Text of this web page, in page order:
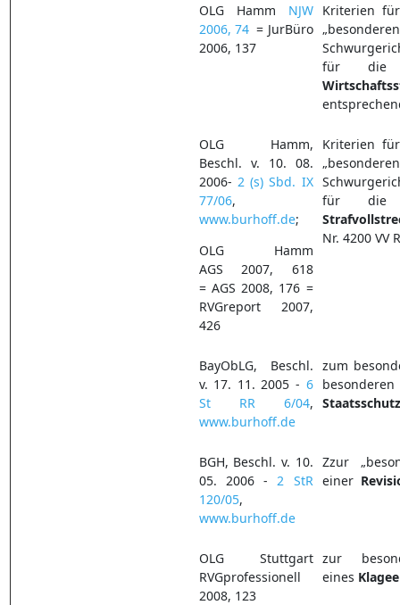
OLG Hamm NJW
2006, 74= JurBüro
2006, 137
Kriterien
für die
OLG Hamm,
Beschl. v. 10. 08.
2006- 2 (s) Sbd. IX
77/06,
www.burhoff.de;
OLG Hamm
AGS 2007, 618
= AGS 2008, 176 =
RVGreport 2007,
426
Kriterien
für die
Nr. 4200 VV
BayObLG, Beschl.
v. 17. 11. 2005 - 6
St RR 6/04,
www.burhoff.de
zum
BGH, Beschl. v. 10.
05. 2006 - 2 StR
120/05,
www.burhoff.de
Zzur
einer
OLG Stuttgart
RVGprofessionell
2008, 123
zur
eines